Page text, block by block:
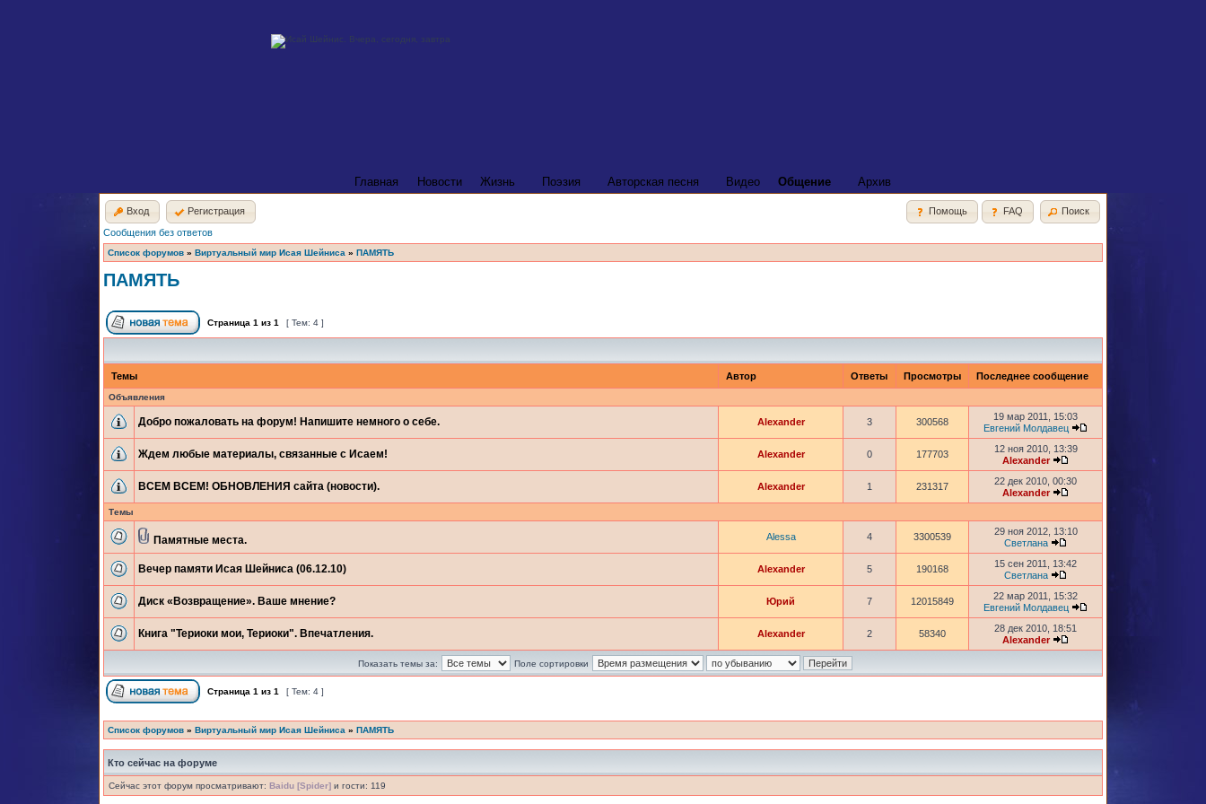
Главная Новости Жизнь Поэзия Авторская песня Видео Общение Архив
Вход Регистрация Помощь FAQ
Поиск
Сообщения без ответов
Список форумов » Виртуальный мир Исая Шейниса » ПАМЯТЬ
ПАМЯТЬ
Страница 1 из 1 [ Тем: 4 ]
Темы Автор Ответы Просмотры Последнее сообщение
Объявления
Добро пожаловать на форум! Напишите немного о себе. Alexander 3 300568
19 мар 2011, 15:03
Евгений Молдавец
Ждем любые материалы, связанные с Исаем! Alexander 0 177703
12 ноя 2010, 13:39
Alexander
ВСЕМ ВСЕМ! ОБНОВЛЕНИЯ сайта (новости). Alexander 1 231317
22 дек 2010, 00:30
Alexander
Темы
Памятные места. Alessa 4 3300539
29 ноя 2012, 13:10
Светлана
Вечер памяти Исая Шейниса (06.12.10) Alexander 5 190168
15 сен 2011, 13:42
Светлана
Диск «Возвращение». Ваше мнение? Юрий 7 12015849
22 мар 2011, 15:32
Евгений Молдавец
Книга "Териоки мои, Териоки". Впечатления. Alexander 2 58340
28 дек 2010, 18:51
Alexander
Показать темы за: Поле сортировки
Страница 1 из 1 [ Тем: 4 ]
Список форумов » Виртуальный мир Исая Шейниса » ПАМЯТЬ
Кто сейчас на форуме
Сейчас этот форум просматривают: Baidu [Spider] и гости: 119